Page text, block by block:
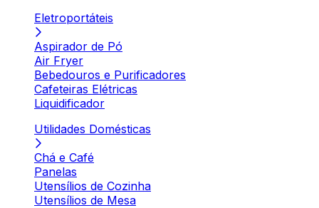
Eletroportáteis
Aspirador de Pó
Air Fryer
Bebedouros e Purificadores
Cafeteiras Elétricas
Liquidificador
Utilidades Domésticas
Chá e Café
Panelas
Utensílios de Cozinha
Utensílios de Mesa